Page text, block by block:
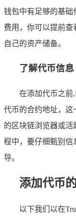
钱包中有足够的基础
费用，你可以提前查
自己的资产储备。
了解代币信息
在添加代币之前
代币的合约地址，这
的区块链浏览器或
程中，要仔细甄别信
导。
添加代币
以下我们以在